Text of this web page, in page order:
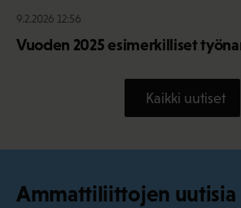
9.2.2026 12:56
Vuoden 2025 esimerkilliset
Kaikki uutiset
Ammattiliittojen uutisia